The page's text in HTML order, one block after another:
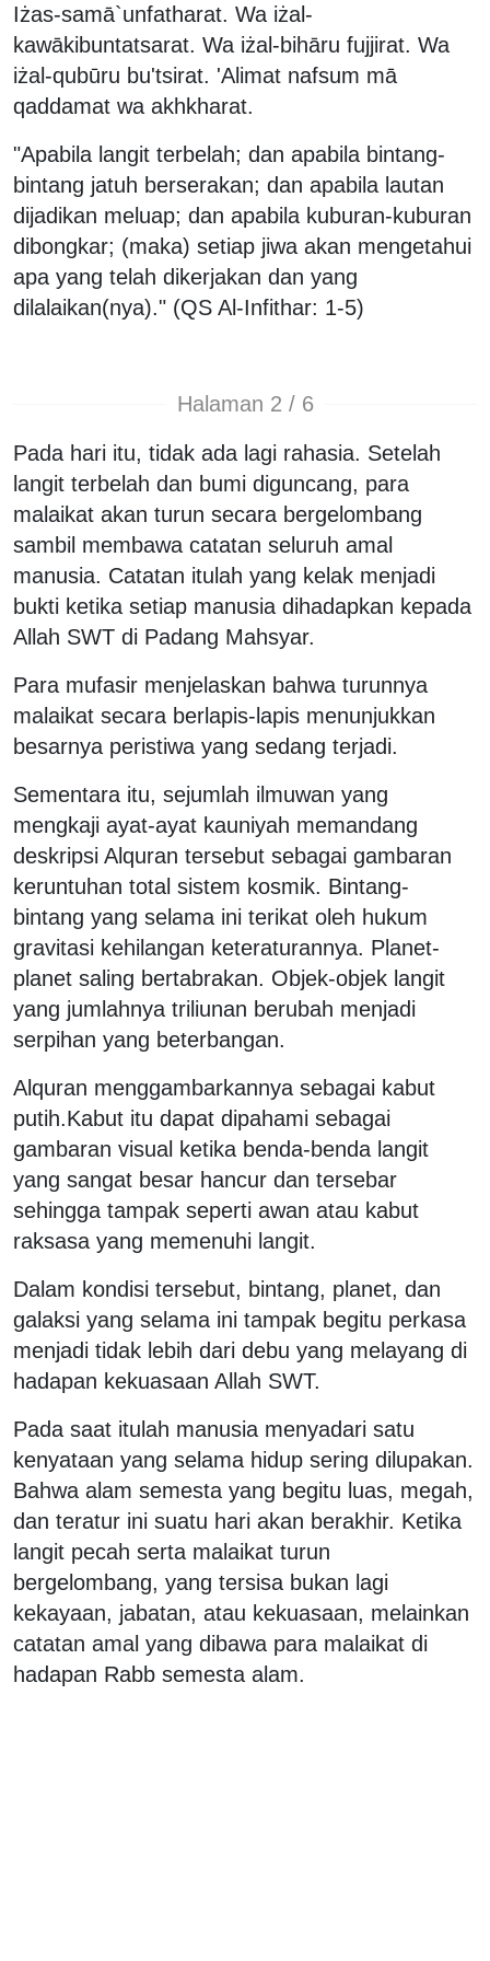
Iżas-samā`unfatharat. Wa iżal-
kawākibuntatsarat. Wa iżal-bihāru fujjirat. Wa
iżal-qubūru bu'tsirat. 'Alimat nafsum mā
qaddamat wa akhkharat.
"Apabila langit terbelah; dan apabila bintang-
bintang jatuh berserakan; dan apabila lautan
dijadikan meluap; dan apabila kuburan-kuburan
dibongkar; (maka) setiap jiwa akan mengetahui
apa yang telah dikerjakan dan yang
dilalaikan(nya)." (QS Al-Infithar: 1-5)
Halaman 2 / 6
Pada hari itu, tidak ada lagi rahasia. Setelah
langit terbelah dan bumi diguncang, para
malaikat akan turun secara bergelombang
sambil membawa catatan seluruh amal
manusia. Catatan itulah yang kelak menjadi
bukti ketika setiap manusia dihadapkan kepada
Allah SWT di Padang Mahsyar.
Para mufasir menjelaskan bahwa turunnya
malaikat secara berlapis-lapis menunjukkan
besarnya peristiwa yang sedang terjadi.
Sementara itu, sejumlah ilmuwan yang
mengkaji ayat-ayat kauniyah memandang
deskripsi Alquran tersebut sebagai gambaran
keruntuhan total sistem kosmik. Bintang-
bintang yang selama ini terikat oleh hukum
gravitasi kehilangan keteraturannya. Planet-
planet saling bertabrakan. Objek-objek langit
yang jumlahnya triliunan berubah menjadi
serpihan yang beterbangan.
Alquran menggambarkannya sebagai kabut
putih.Kabut itu dapat dipahami sebagai
gambaran visual ketika benda-benda langit
yang sangat besar hancur dan tersebar
sehingga tampak seperti awan atau kabut
raksasa yang memenuhi langit.
Dalam kondisi tersebut, bintang, planet, dan
galaksi yang selama ini tampak begitu perkasa
menjadi tidak lebih dari debu yang melayang di
hadapan kekuasaan Allah SWT.
Pada saat itulah manusia menyadari satu
kenyataan yang selama hidup sering dilupakan.
Bahwa alam semesta yang begitu luas, megah,
dan teratur ini suatu hari akan berakhir. Ketika
langit pecah serta malaikat turun
bergelombang, yang tersisa bukan lagi
kekayaan, jabatan, atau kekuasaan, melainkan
catatan amal yang dibawa para malaikat di
hadapan Rabb semesta alam.